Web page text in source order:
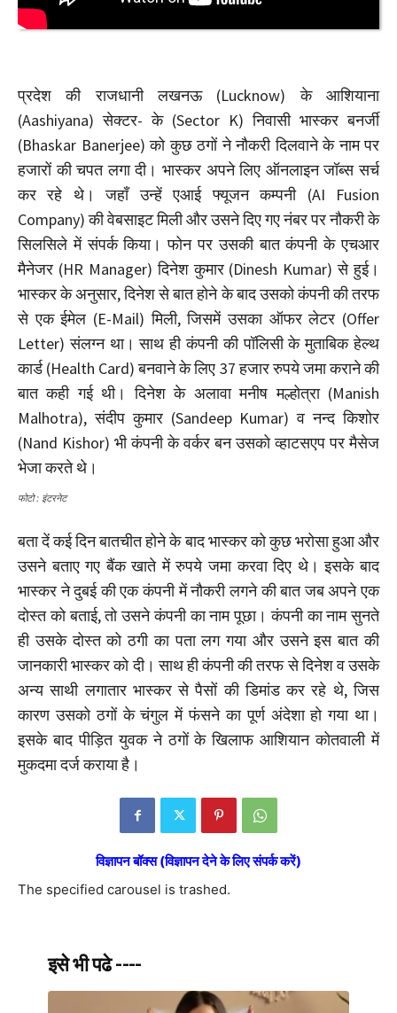
प्रदेश की राजधानी लखनऊ (Lucknow) के आशियाना
(Aashiyana) सेक्टर- के (Sector K) निवासी भास्कर बनर्जी
(Bhaskar Banerjee) को कुछ ठगों ने नौकरी दिलवाने के नाम पर
हजारों की चपत लगा दी। भास्कर अपने लिए ऑनलाइन जॉब्स सर्च
कर रहे थे। जहाँ उन्हें एआई फ्यूजन कम्पनी (AI Fusion
Company) की वेबसाइट मिली और उसने दिए गए नंबर पर नौकरी के
सिलसिले में संपर्क किया। फोन पर उसकी बात कंपनी के एचआर
मैनेजर (HR Manager) दिनेश कुमार (Dinesh Kumar) से हुई।
भास्कर के अनुसार, दिनेश से बात होने के बाद उसको कंपनी की तरफ
से एक ईमेल (E-Mail) मिली, जिसमें उसका ऑफर लेटर (Offer
Letter) संलग्न था। साथ ही कंपनी की पॉलिसी के मुताबिक हेल्थ
कार्ड (Health Card) बनवाने के लिए 37 हजार रुपये जमा कराने की
बात कही गई थी। दिनेश के अलावा मनीष मल्होत्रा (Manish
Malhotra), संदीप कुमार (Sandeep Kumar) व नन्द किशोर
(Nand Kishor) भी कंपनी के वर्कर बन उसको व्हाटसएप पर मैसेज
भेजा करते थे।
फोटो : इंटरनेट
बता दें कई दिन बातचीत होने के बाद भास्कर को कुछ भरोसा हुआ और
उसने बताए गए बैंक खाते में रुपये जमा करवा दिए थे। इसके बाद
भास्कर ने दुबई की एक कंपनी में नौकरी लगने की बात जब अपने एक
दोस्त को बताई, तो उसने कंपनी का नाम पूछा। कंपनी का नाम सुनते
ही उसके दोस्त को ठगी का पता लग गया और उसने इस बात की
जानकारी भास्कर को दी। साथ ही कंपनी की तरफ से दिनेश व उसके
अन्य साथी लगातार भास्कर से पैसों की डिमांड कर रहे थे, जिस
कारण उसको ठगों के चंगुल में फंसने का पूर्ण अंदेशा हो गया था।
इसके बाद पीड़ित युवक ने ठगों के खिलाफ आशियान कोतवाली में
मुकदमा दर्ज कराया है।
विज्ञापन बॉक्स (विज्ञापन देने के लिए संपर्क करें)
The specified carousel is trashed.
इसे भी पढे ----